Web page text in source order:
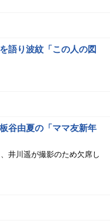
語り波紋「この人の図
谷由夏の「ママ友新年
井川遥が撮影のため欠席し